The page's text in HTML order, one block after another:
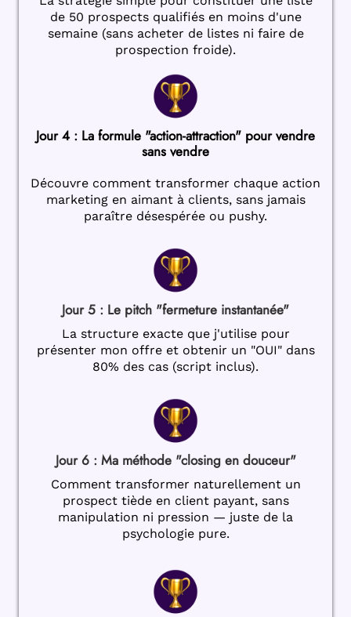
de 50 prospects qualifiés en moins d'une
semaine (sans acheter de listes ni faire de
prospection froide).
Jour 4 : La formule "action-attraction" pour vendre
sans vendre
Découvre comment transformer chaque action
marketing en aimant à clients, sans jamais
paraître désespérée ou pushy.
Jour 5 : Le pitch "fermeture instantanée"
La structure exacte que j'utilise pour
présenter mon offre et obtenir un "OUI" dans
80% des cas (script inclus).
Jour 6 : Ma méthode "closing en douceur"
Comment transformer naturellement un
prospect tiède en client payant, sans
manipulation ni pression — juste de la
psychologie pure.